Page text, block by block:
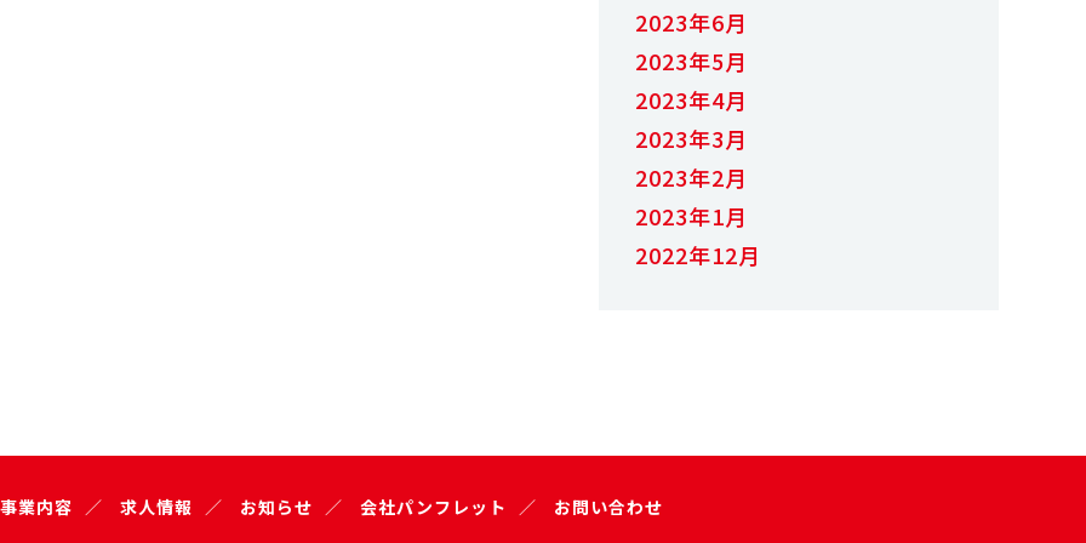
2023年6月
2023年5月
2023年4月
2023年3月
2023年2月
2023年1月
2022年12月
事業内容 求人情報 お知らせ 会社パンフレット お問い合わせ